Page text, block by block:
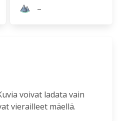
–
voivat ladata vain
vierailleet mäellä.